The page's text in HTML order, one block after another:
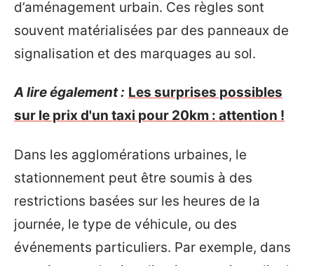
d’aménagement urbain. Ces règles sont
souvent matérialisées par des panneaux de
signalisation et des marquages au sol.
A lire également : Les surprises possibles
sur le prix d'un taxi pour 20km : attention !
Dans les agglomérations urbaines, le
stationnement peut être soumis à des
restrictions basées sur les heures de la
journée, le type de véhicule, ou des
événements particuliers. Par exemple, dans